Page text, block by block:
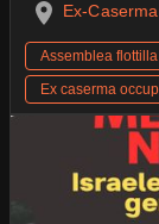
Ex-
Assemblea
Ex caserma